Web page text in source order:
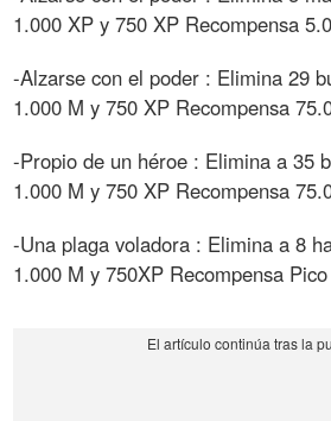
1.000 XP y 750 XP Recompensa
-Alzarse con el poder : Elimina 29
1.000 M y 750 XP Recompensa
-Propio de un héroe : Elimina a 35
1.000 M y 750 XP Recompensa
-Una plaga voladora : Elimina a 8
1.000 M y 750XP Recompensa